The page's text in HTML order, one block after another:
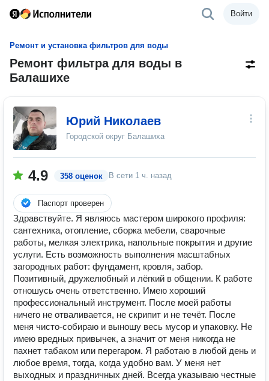
Войти
Ремонт и установка фильтров для воды
Ремонт фильтра для воды в
Балашихе
Юрий Николаев
Городской округ Балашиха
4.9 358 оценок В сети 1 ч. назад
Паспорт проверен
Здравствуйте. Я являюсь мастером широкого профиля:
сантехника, отопление, сборка мебели, сварочные
работы, мелкая электрика, напольные покрытия и другие
услуги. Есть возможность выполнения масштабных
загородных работ: фундамент, кровля, забор.
Позитивный, дружелюбный и лёгкий в общении. К работе
отношусь очень ответственно. Имею хороший
профессиональный инструмент. После моей работы
ничего не отваливается, не скрипит и не течёт. После
меня чисто-собираю и выношу весь мусор и упаковку. Не
имею вредных привычек, а значит от меня никогда не
пахнет табаком или перегаром. Я работаю в любой день и
любое время, тогда, когда удобно вам. У меня нет
выходных и праздничных дней. Всегда указываю честные